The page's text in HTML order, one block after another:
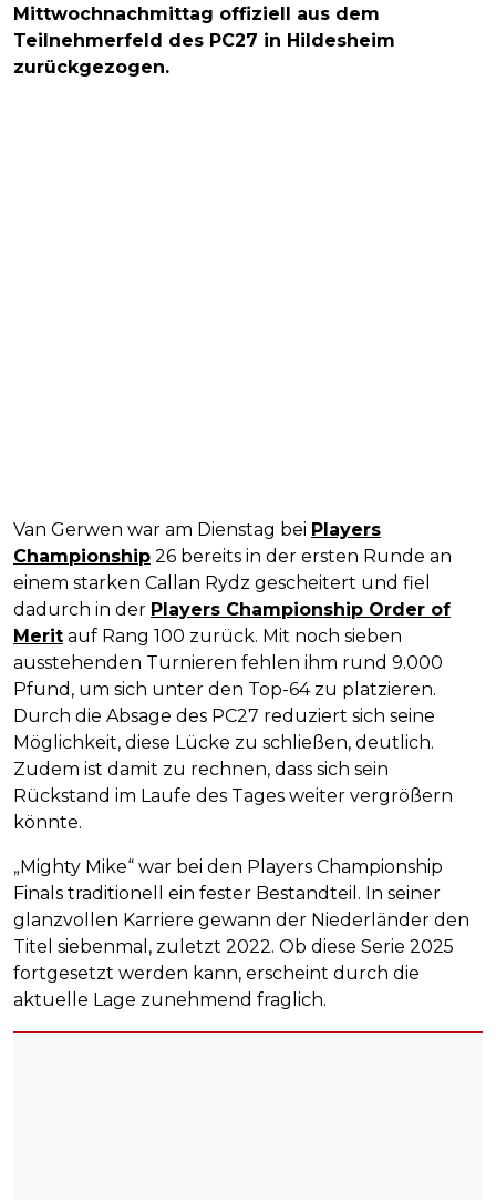
Mittwochnachmittag offiziell aus dem
Teilnehmerfeld des PC27 in Hildesheim
zurückgezogen.
Van Gerwen war am Dienstag bei Players
Championship 26 bereits in der ersten Runde an
einem starken Callan Rydz gescheitert und fiel
dadurch in der Players Championship Order of
Merit auf Rang 100 zurück. Mit noch sieben
ausstehenden Turnieren fehlen ihm rund 9.000
Pfund, um sich unter den Top-64 zu platzieren.
Durch die Absage des PC27 reduziert sich seine
Möglichkeit, diese Lücke zu schließen, deutlich.
Zudem ist damit zu rechnen, dass sich sein
Rückstand im Laufe des Tages weiter vergrößern
könnte.
„Mighty Mike“ war bei den Players Championship
Finals traditionell ein fester Bestandteil. In seiner
glanzvollen Karriere gewann der Niederländer den
Titel siebenmal, zuletzt 2022. Ob diese Serie 2025
fortgesetzt werden kann, erscheint durch die
aktuelle Lage zunehmend fraglich.